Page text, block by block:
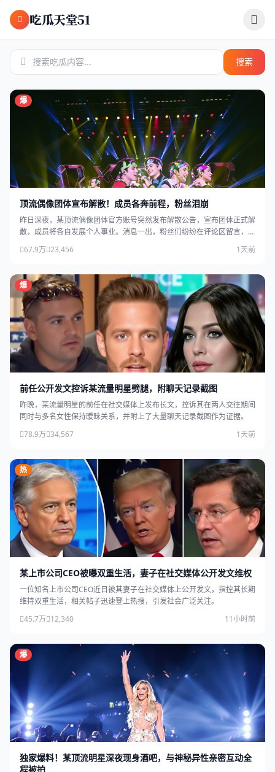
跳过导航
吃瓜天堂51
搜索
爆
顶流偶像团体宣布解散！成员各奔前程，粉丝泪崩
昨日深夜，某顶流偶像团体官方账号突然发布解散公告，宣布团体正式解
散，成员将各自发展个人事业。消息一出，粉丝们纷纷在评论区留言，场
67.9万 23,456 1天前
爆
前任公开发文控诉某流量明星劈腿，附聊天记录截图
昨晚，某流量明星的前任在社交媒体上发布长文，控诉其在两人交往期间
同时与多名女性保持暧昧关系，并附上了大量聊天记录截图作为证据。
78.9万 34,567 1天前
热
某上市公司CEO被曝双重生活，妻子在社交媒体公开发文维权
一位知名上市公司CEO近日被其妻子在社交媒体上公开发文，指控其长期
维持双重生活，相关帖子迅速登上热搜，引发社会广泛关注。
45.7万 12,340 11小时前
爆
独家爆料！某顶流明星深夜现身酒吧，与神秘异性亲密互动全
程被拍